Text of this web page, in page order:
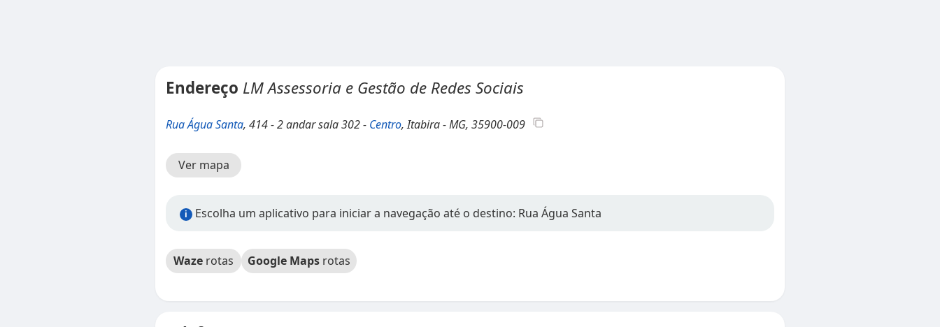
Endereço LM Assessoria e Gestão de Redes Sociais
Rua Água Santa, 414 - 2 andar sala 302 - Centro, Itabira - MG, 35900-009
Ver mapa
i Escolha um aplicativo para iniciar a navegação até o destino: Rua Água Santa
Waze rotas Google Maps rotas